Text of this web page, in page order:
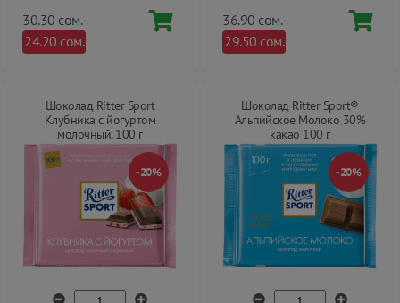
30.30 сом.
24.20 сом.
36.90 сом.
29.50 сом.
Шоколад Ritter Sport
Клубника с йогуртом
молочный, 100 г
-20%
Шоколад Ritter Sport®
Альпийское Молоко 30%
какао 100 г
-20%